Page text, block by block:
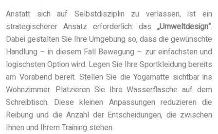
Anstatt sich auf Selbstdisziplin zu verlassen, ist ein
strategischerer Ansatz erforderlich: das „Umweltdesign“.
Dabei gestalten Sie Ihre Umgebung so, dass die gewünschte
Handlung – in diesem Fall Bewegung – zur einfachsten und
logischsten Option wird. Legen Sie Ihre Sportkleidung bereits
am Vorabend bereit. Stellen Sie die Yogamatte sichtbar ins
Wohnzimmer. Platzieren Sie Ihre Wasserflasche auf dem
Schreibtisch. Diese kleinen Anpassungen reduzieren die
Reibung und die Anzahl der Entscheidungen, die zwischen
Ihnen und Ihrem Training stehen.